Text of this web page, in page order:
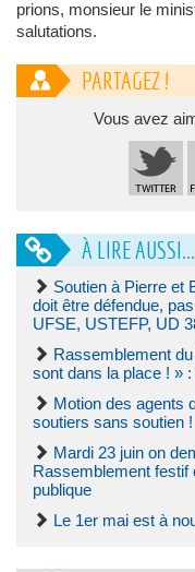
prions, monsieur le
salutations.
PARTAGEZ !
Vous avez
À LIRE AUSSI...
Soutien à Pierre et
doit être défendue,
UFSE, USTEFP, UD
Rassemblement
sont dans la place ! »
Motion des agents
soutiers sans soutien !
Mardi 23 juin on
Rassemblement festif
publique
Le 1er mai est à